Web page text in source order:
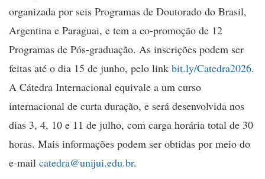
organizada por seis Programas de Doutorado do Brasil,
Argentina e Paraguai, e tem a co-promoção de 12
Programas de Pós-graduação. As inscrições podem ser
feitas até o dia 15 de junho, pelo link bit.ly/Catedra2026.
A Cátedra Internacional equivale a um curso
internacional de curta duração, e será desenvolvida nos
dias 3, 4, 10 e 11 de julho, com carga horária total de 30
horas. Mais informações podem ser obtidas por meio do
e-mail catedra@unijui.edu.br.